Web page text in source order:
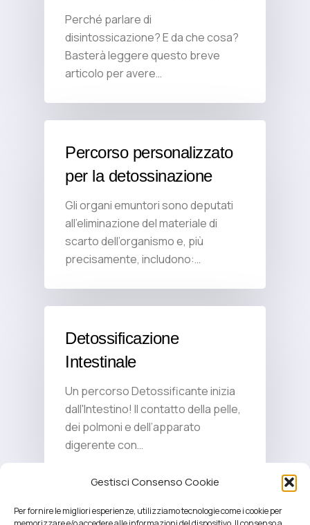
Gestisci Consenso Cookie
Per fornire le migliori esperienze, utilizziamo tecnologie come i cookie per
Perché parlare di
disintossicazione? E da che cosa?
Basterà leggere questo breve
articolo per avere…
Percorso personalizzato
per la detossinazione
Gli organi emuntori sono deputati
all’eliminazione del materiale di
scarto dell’organismo e, più
precisamente, includono:…
Detossificazione
Intestinale
Un percorso Detossificante inizia
dall'Intestino! Il contatto della pelle,
dei polmoni e dell’apparato
digerente con…